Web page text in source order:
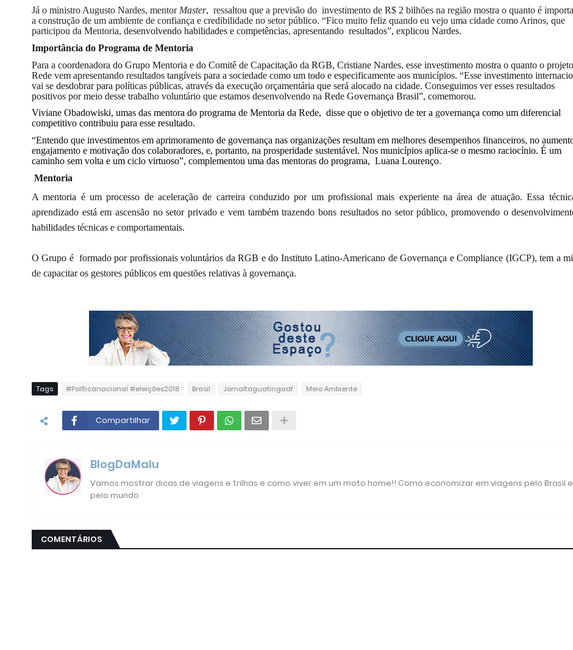
Já o ministro Augusto Nardes, mentor Master, ressaltou que a previsão do investimento de R$ 2 bilhões na região mostra o quanto é
a construção de um ambiente de confiança e credibilidade no setor público. “Fico muito feliz quando eu vejo uma cidade como Arinos, que
participou da Mentoria, desenvolvendo habilidades e competências, apresentando resultados”, explicou Nardes.
Importância do Programa de Mentoria
Para a coordenadora do Grupo Mentoria e do Comitê de Capacitação da RGB, Cristiane Nardes, esse investimento mostra o quanto o
Rede vem apresentando resultados tangíveis para a sociedade como um todo e especificamente aos municípios. “Esse investimento
vai se desdobrar para políticas públicas, através da execução orçamentária que será alocado na cidade. Conseguimos ver esses resultados
positivos por meio desse trabalho voluntário que estamos desenvolvendo na Rede Governança Brasil”, comemorou.
Viviane Obadowiski, umas das mentora do programa de Mentoria da Rede, disse que o objetivo de ter a governança como um diferencial
competitivo contribuiu para esse resultado.
“Entendo que investimentos em aprimoramento de governança nas organizações resultam em melhores desempenhos financeiros, no
engajamento e motivação dos colaboradores, e, portanto, na prosperidade sustentável. Nos municípios aplica-se o mesmo raciocínio. É um
caminho sem volta e um ciclo virtuoso”, complementou uma das mentoras do programa, Luana Lourenço.
Mentoria
A mentoria é um processo de aceleração de carreira conduzido por um profissional mais experiente na área de atuação. Essa
aprendizado está em ascensão no setor privado e vem também trazendo bons resultados no setor público, promovendo o
habilidades técnicas e comportamentais.
O Grupo é formado por profissionais voluntários da RGB e do Instituto Latino-Americano de Governança e Compliance (IGCP), tem a
de capacitar os gestores públicos em questões relativas à governança.
Tags #Políticanacional #eleições2018 Brasil Jornaltaguatingadf Meio Ambiente
Compartilhar
BlogDaMalu
Vamos mostrar dicas de viagens e trilhas e como viver em um moto home!! Como economizar em viagens pelo Brasil e
pelo mundo
COMENTÁRIOS